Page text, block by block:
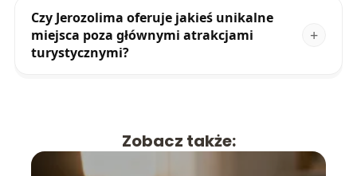
Czy Jerozolima oferuje jakieś unikalne
miejsca poza głównymi atrakcjami
turystycznymi?
Zobacz także: